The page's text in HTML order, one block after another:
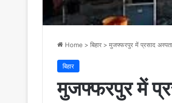
Home > बिहार > मुजफ्फरपुर में प्रसाद
बिहार
मुजफ्फरपुर में